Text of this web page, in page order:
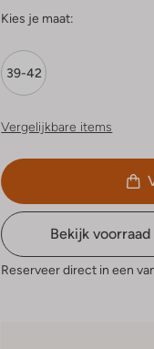
Kies je maat:
39-42
Vergelijkbare items
Bekijk
Reserveer direct in een